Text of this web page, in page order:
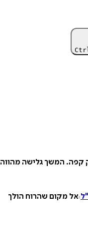
קפה. המשך גלישה מהווה
אל מקום שהרוח הולך